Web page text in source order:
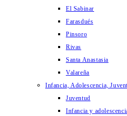
El Sabinar
Farasdués
Pinsoro
Rivas
Santa Anastasia
Valareña
Infancia, Adolescencia,
Juventud
Infancia y